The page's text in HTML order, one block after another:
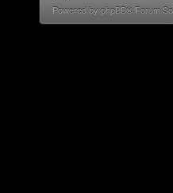
Powered by phpBB® Forum